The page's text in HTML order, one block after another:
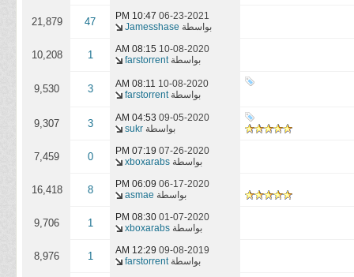
06-23-2021
10:47 PM
بواسطة Jamesshase
47
21,879
10-08-2020
08:15 AM
بواسطةfarstorrent
1
10,208
10-08-2020
08:11 AM
بواسطةfarstorrent
3
9,530
09-05-2020
04:53 AM
بواسطة sukr
3
9,307
07-26-2020
07:19 PM
بواسطة xboxarabs
0
7,459
06-17-2020
06:09 PM
بواسطة asmae
8
16,418
01-07-2020
08:30 PM
بواسطة xboxarabs
1
9,706
09-08-2019
12:29 AM
بواسطةfarstorrent
1
8,976